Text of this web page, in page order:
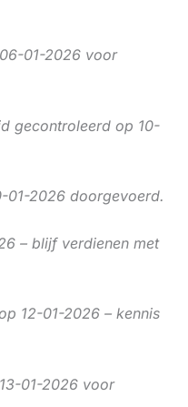
01-2026 voor
gecontroleerd op 10-
01-2026 doorgevoerd.
– blijf verdienen met
12-01-2026 – kennis
01-2026 voor